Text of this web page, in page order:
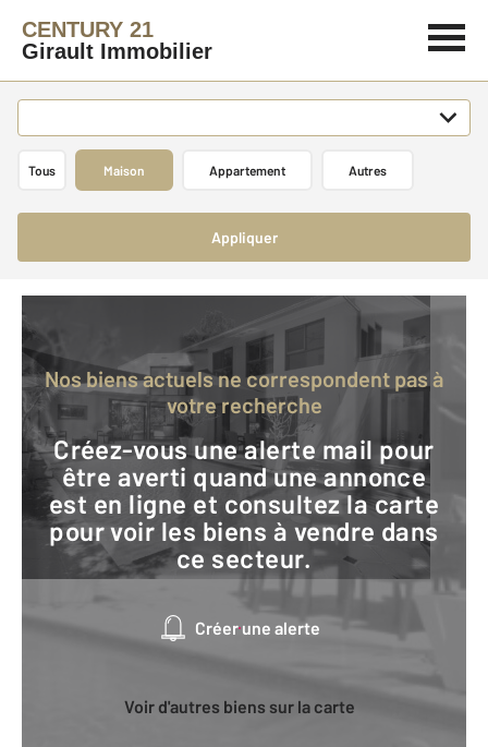
CENTURY 21
Girault Immobilier
Tous Maison Appartement Autres
Appliquer
Nos biens actuels ne correspondent pas à
votre recherche
Créez-vous une alerte mail pour
être averti quand une annonce
est en ligne et consultez la carte
pour voir les biens à vendre dans
ce secteur.
Créer une alerte
Voir d'autres biens sur la carte